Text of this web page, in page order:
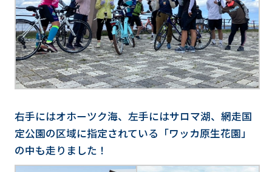
右手にはオホーツク海、左手にはサロマ湖、網走国
定公園の区域に指定されている「ワッカ原生花園」
の中も走りました！